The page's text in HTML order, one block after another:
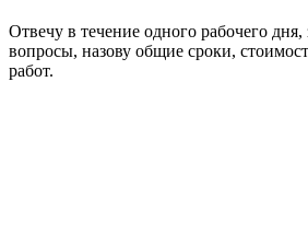
Отвечу в течение одного рабочего
вопросы, назову общие сроки,
работ.